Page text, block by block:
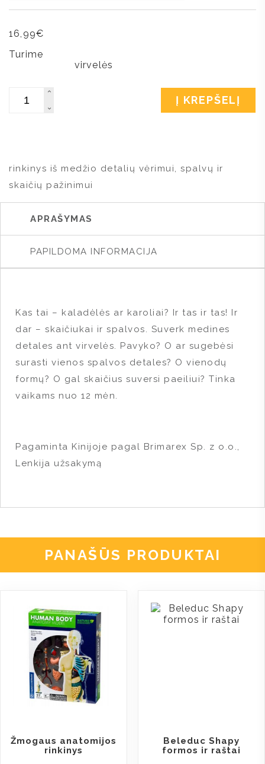
16,99€
Turime
Į KREPŠELĮ
rinkinys iš medžio detalių vėrimui, spalvų ir
skaičių pažinimui
APRAŠYMAS
PAPILDOMA INFORMACIJA
Kas tai – kaladėlės ar karoliai? Ir tas ir tas! Ir
dar – skaičiukai ir spalvos. Suverk medines
detales ant virvelės. Pavyko? O ar sugebėsi
surasti vienos spalvos detales? O vienodų
formų? O gal skaičius suversi paeiliui? Tinka
vaikams nuo 12 mėn.
Pagaminta Kinijoje pagal Brimarex Sp. z o.o.,
Lenkija užsakymą
PANAŠŪS PRODUKTAI
Žmogaus anatomijos
rinkinys
Beleduc Shapy
formos ir raštai